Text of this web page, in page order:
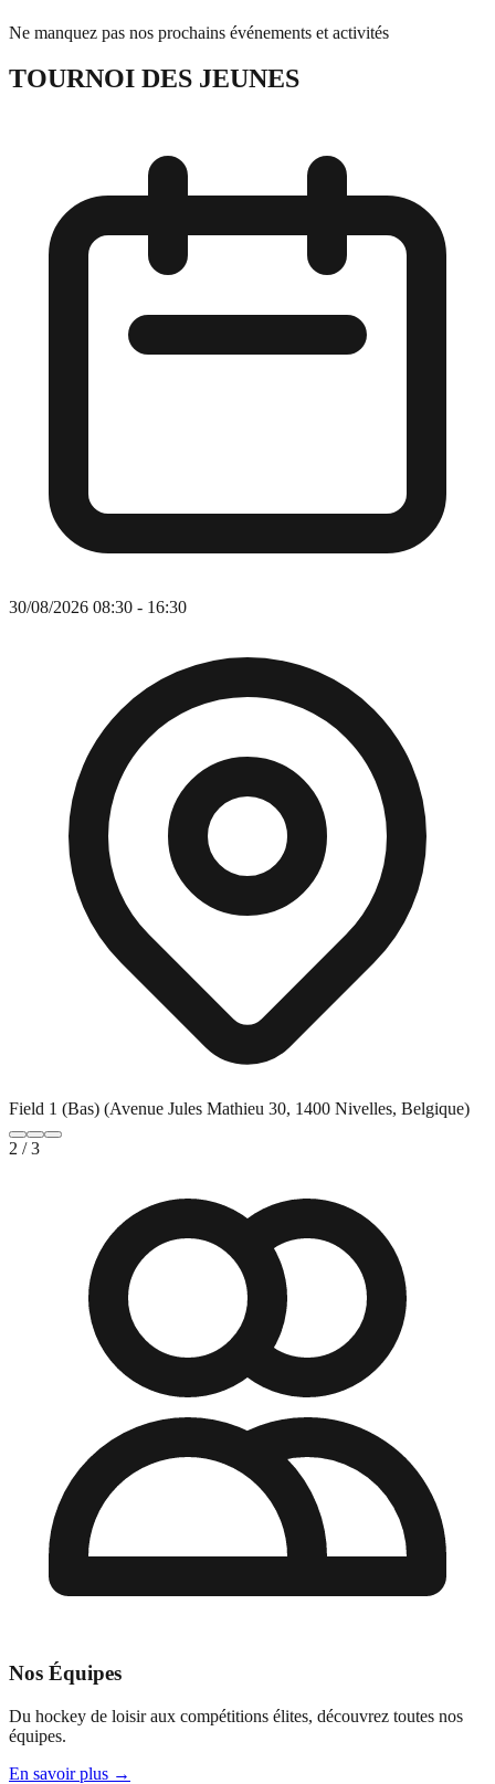
Ne manquez pas nos prochains événements et activités
TOURNOI DES JEUNES
30/08/2026 08:30 - 16:30
Field 1 (Bas) (Avenue Jules Mathieu 30, 1400 Nivelles, Belgique)
2 /3
Nos Équipes
Du hockey de loisir aux compétitions élites, découvrez toutes nos
équipes.
En savoir plus →